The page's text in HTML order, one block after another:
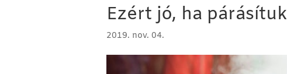
Ezért jó, ha párásítuk
2019. nov. 04.